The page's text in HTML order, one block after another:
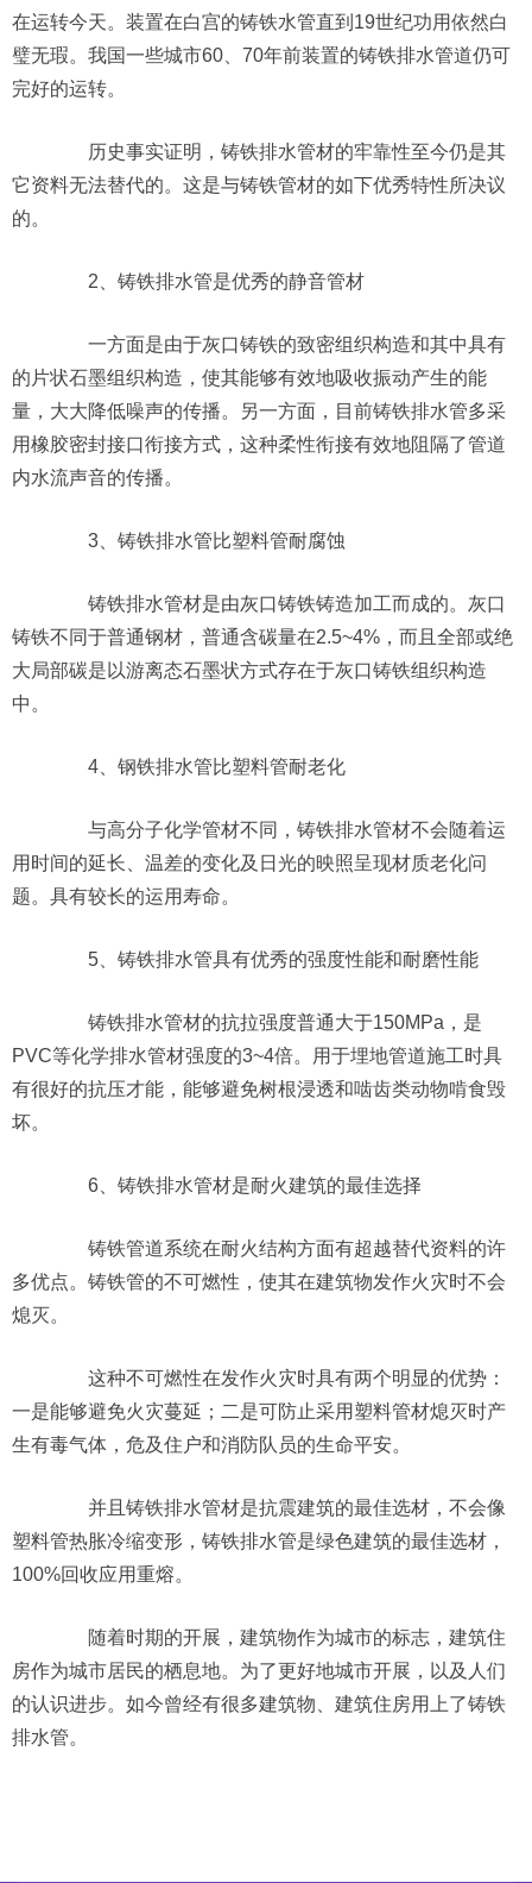
在运转今天。装置在白宫的铸铁水管直到19世纪功用依然白
璧无瑕。我国一些城市60、70年前装置的铸铁排水管道仍可
完好的运转。
历史事实证明，铸铁排水管材的牢靠性至今仍是其
它资料无法替代的。这是与铸铁管材的如下优秀特性所决议
的。
2、铸铁排水管是优秀的静音管材
一方面是由于灰口铸铁的致密组织构造和其中具有
的片状石墨组织构造，使其能够有效地吸收振动产生的能
量，大大降低噪声的传播。另一方面，目前铸铁排水管多采
用橡胶密封接口衔接方式，这种柔性衔接有效地阻隔了管道
内水流声音的传播。
3、铸铁排水管比塑料管耐腐蚀
铸铁排水管材是由灰口铸铁铸造加工而成的。灰口
铸铁不同于普通钢材，普通含碳量在2.5~4%，而且全部或绝
大局部碳是以游离态石墨状方式存在于灰口铸铁组织构造
中。
4、钢铁排水管比塑料管耐老化
与高分子化学管材不同，铸铁排水管材不会随着运
用时间的延长、温差的变化及日光的映照呈现材质老化问
题。具有较长的运用寿命。
5、铸铁排水管具有优秀的强度性能和耐磨性能
铸铁排水管材的抗拉强度普通大于150MPa，是
PVC等化学排水管材强度的3~4倍。用于埋地管道施工时具
有很好的抗压才能，能够避免树根浸透和啮齿类动物啃食毁
坏。
6、铸铁排水管材是耐火建筑的最佳选择
铸铁管道系统在耐火结构方面有超越替代资料的许
多优点。铸铁管的不可燃性，使其在建筑物发作火灾时不会
熄灭。
这种不可燃性在发作火灾时具有两个明显的优势：
一是能够避免火灾蔓延；二是可防止采用塑料管材熄灭时产
生有毒气体，危及住户和消防队员的生命平安。
并且铸铁排水管材是抗震建筑的最佳选材，不会像
塑料管热胀冷缩变形，铸铁排水管是绿色建筑的最佳选材，
100%回收应用重熔。
随着时期的开展，建筑物作为城市的标志，建筑住
房作为城市居民的栖息地。为了更好地城市开展，以及人们
的认识进步。如今曾经有很多建筑物、建筑住房用上了铸铁
排水管。